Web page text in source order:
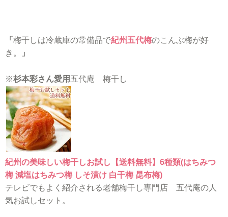
「 梅干しは冷蔵庫の常備品で紀州五代梅のこんぶ梅が好
き。
」
※杉本彩さん愛用 五代庵 梅干し
紀州の美味しい梅干しお試し【送料無料】6種類(はちみつ
梅 減塩はちみつ梅 しそ漬け 白干梅 昆布梅)
テレビでもよく紹介される老舗梅干し専門店 五代庵の人
気お試しセット。